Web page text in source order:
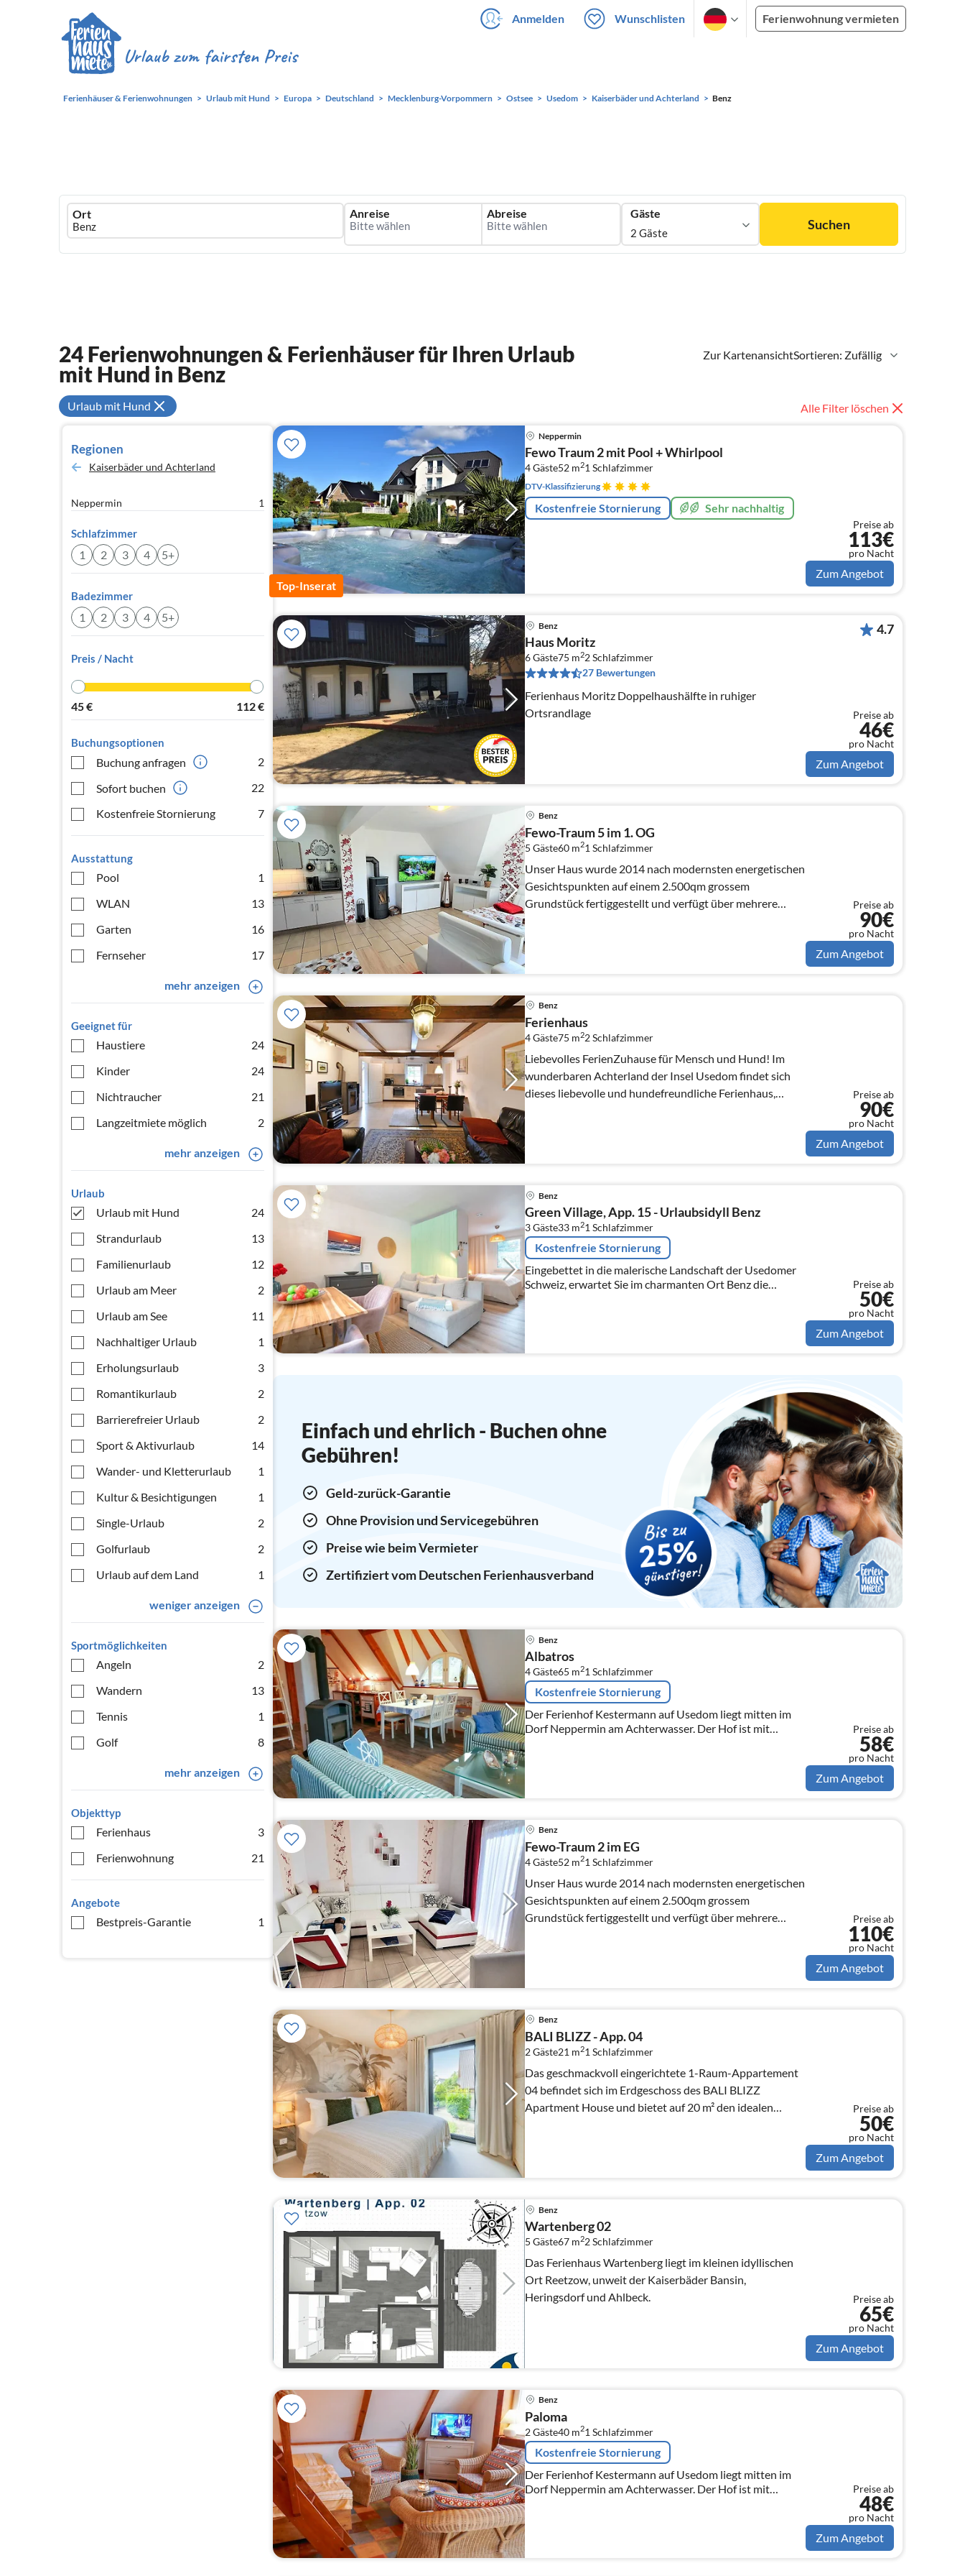
Anmelden Wunschlisten Ferienwohnung vermieten
Ferienhäuser & Ferienwohnungen Urlaub mit Hund Europa Deutschland Mecklenburg-Vorpommern Ostsee Usedom Kaiserbäder und Achterland Benz
Ferienhausmiete
logo
Ort Anreise Abreise Gäste
2 Gäste
Suchen
Zur KartenansichtSortieren: Zufällig
24 Ferienwohnungen & Ferienhäuser für Ihren Urlaub
mit Hund in Benz
Urlaub mit Hund Alle Filter löschen
Regionen
Kaiserbäder und Achterland
Neppermin 1
Schlafzimmer
1 2 3 4 5+
Badezimmer
1 2 3 4 5+
Preis / Nacht
45€ 112€
Buchungsoptionen
Buchung anfragen
2
Sofort buchen
22
Kostenfreie Stornierung
7
Ausstattung
Pool
1
WLAN
13
Garten
16
Fernseher
17
mehr anzeigen
Geeignet für
Haustiere
24
Kinder
24
Nichtraucher
21
Langzeitmiete möglich
2
mehr anzeigen
Urlaub
Urlaub mit Hund
24
Strandurlaub
13
Familienurlaub
12
Urlaub am Meer
2
Urlaub am See
11
Nachhaltiger Urlaub
1
Erholungsurlaub
3
Romantikurlaub
2
Barrierefreier Urlaub
2
Sport & Aktivurlaub
14
Wander- und Kletterurlaub
1
Kultur & Besichtigungen
1
Single-Urlaub
2
Golfurlaub
2
Urlaub auf dem Land
1
weniger anzeigen
Sportmöglichkeiten
Angeln
2
Wandern
13
Tennis
1
Golf
8
mehr anzeigen
Objekttyp
Ferienhaus
3
Ferienwohnung
21
Angebote
Bestpreis-Garantie 1
Top-Inserat
Neppermin
Fewo Traum 2 mit Pool + Whirlpool
4 Gäste52 m21 Schlafzimmer
DTV-Klassifizierung
Kostenfreie Stornierung Sehr nachhaltig
Preise ab
113€
pro Nacht
Zum Angebot
Benz
Haus Moritz
6 Gäste75 m22Schlafzimmer
27 Bewertungen
Ferienhaus Moritz Doppelhaushälfte in ruhiger
Ortsrandlage
4.7
Preise ab
46€
pro Nacht
Zum Angebot
Benz
Fewo-Traum 5 im 1. OG
5 Gäste60 m21 Schlafzimmer
Unser Haus wurde 2014 nach modernsten energetischen
Gesichtspunkten auf einem 2.500qm grossem
Grundstück fertiggestellt und verfügt über mehrere
Ferienwohnungen.
Preise ab
90€
pro Nacht
Zum Angebot
Benz
Ferienhaus
4 Gäste75 m22Schlafzimmer
Liebevolles FerienZuhause für Mensch und Hund! Im
wunderbaren Achterland der Insel Usedom findet sich
dieses liebevolle und hundefreundliche Ferienhaus,
welches durch sein...
Preise ab
90€
pro Nacht
Zum Angebot
Benz
Green Village, App. 15 - Urlaubsidyll Benz
3 Gäste33 m21 Schlafzimmer
Kostenfreie Stornierung
Eingebettet in die malerische Landschaft der Usedomer
Schweiz, erwartet Sie im charmanten Ort Benz die
Ferienanlage Green Village.
Preise ab
50€
pro Nacht
Zum Angebot
Einfach und ehrlich - Buchen ohne
Gebühren!
Geld-zurück-Garantie
Ohne Provision und Servicegebühren
Preise wie beim Vermieter
Zertifiziert vom Deutschen Ferienhausverband
Benz
Albatros
4 Gäste65 m21Schlafzimmer
Kostenfreie Stornierung
Der Ferienhof Kestermann auf Usedom liegt mitten im
Dorf Neppermin am Achterwasser. Der Hof ist mit
liebevollem Detailblick für die Gäste der Ferienwohnung
und des Hofcafés...
Preise ab
58€
pro Nacht
Zum Angebot
Benz
Fewo-Traum 2 im EG
4 Gäste52 m21 Schlafzimmer
Unser Haus wurde 2014 nach modernsten energetischen
Gesichtspunkten auf einem 2.500qm grossem
Grundstück fertiggestellt und verfügt über mehrere
Preise ab
110€
pro Nacht
Zum Angebot
Benz
BALI BLIZZ - App. 04
2 Gäste21 m21 Schlafzimmer
Das geschmackvoll eingerichtete 1-Raum-Appartement
04 befindet sich im Erdgeschoss des BALI BLIZZ
Apartment House und bietet auf 20 m² den idealen
Preise ab
50€
pro Nacht
Zum Angebot
Benz
Wartenberg 02
5 Gäste67 m22Schlafzimmer
Das Ferienhaus Wartenberg liegt im kleinen idyllischen
Ort Reetzow, unweit der Kaiserbäder Bansin,
Heringsdorf und Ahlbeck.
Preise ab
65€
pro Nacht
Zum Angebot
Benz
Paloma
2 Gäste40 m21 Schlafzimmer
Kostenfreie Stornierung
Der Ferienhof Kestermann auf Usedom liegt mitten im
Dorf Neppermin am Achterwasser. Der Hof ist mit
liebevollem Detailblick für die Gäste der Ferienwohnung
und des Hofcafés...
Preise ab
48€
pro Nacht
Zum Angebot